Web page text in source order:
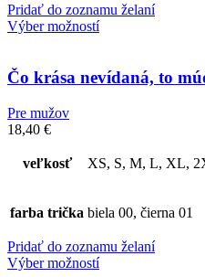
Pridať do zoznamu želaní
Výber možností
Čo krása nevídaná, to
Pre mužov
18,40 €
veľkosť XS, S, M, L, XL,
farba trička biela 00, čierna 01
Pridať do zoznamu želaní
Výber možností